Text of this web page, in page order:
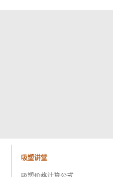
吸塑讲堂